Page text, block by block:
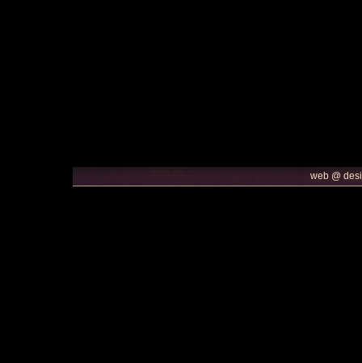
web @